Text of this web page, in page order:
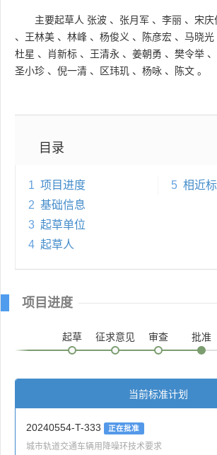
主要起草人 张波 、 张月军 、 李丽 、 宋庆
、 王林美 、 林峰 、 杨俊义 、 陈彦宏 、 马晓光
杜星 、 肖新标 、 王清永 、 姜朝勇 、 樊令举 、
圣小珍 、 倪一清 、 区玮玑 、 杨咏 、 陈文 。
目录
1 项目进度
2 基础信息
3 起草单位
4 起草人
5 相近
项目进度
起草 征求意见 审查 批准
当前标准计划
20240554-T-333 正在批准
城市轨道交通车辆用降噪环技术要求